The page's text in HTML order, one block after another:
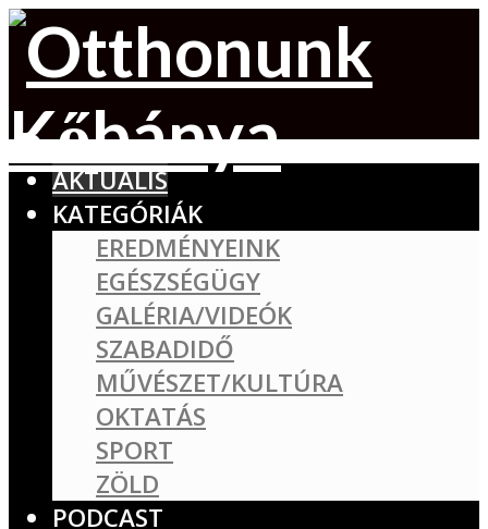
AKTUÁLIS
KATEGÓRIÁK
EREDMÉNYEINK
EGÉSZSÉGÜGY
GALÉRIA/VIDEÓK
SZABADIDŐ
MŰVÉSZET/KULTÚRA
OKTATÁS
SPORT
ZÖLD
PODCAST